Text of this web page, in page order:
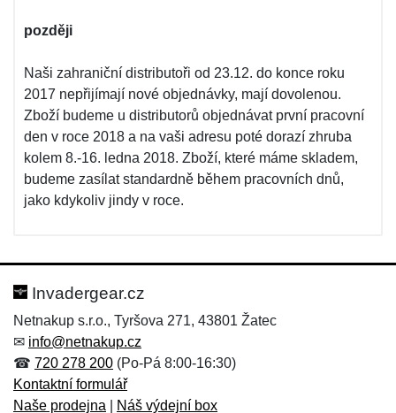
později
Naši zahraniční distributoři od 23.12. do konce roku
2017 nepřijímají nové objednávky, mají dovolenou.
Zboží budeme u distributorů objednávat první pracovní
den v roce 2018 a na vaši adresu poté dorazí zhruba
kolem 8.-16. ledna 2018. Zboží, které máme skladem,
budeme zasílat standardně během pracovních dnů,
jako kdykoliv jindy v roce.
Invadergear.cz
Netnakup s.r.o., Tyršova 271, 43801 Žatec
✉ info@netnakup.cz
☎ 720 278 200 (Po-Pá 8:00-16:30)
Kontaktní formulář
Naše prodejna
Náš výdejní box